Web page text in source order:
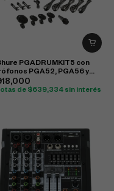
PGADRUMKIT5 con
PGA52, PGA56 y
para batería
de $639,334 sin interés